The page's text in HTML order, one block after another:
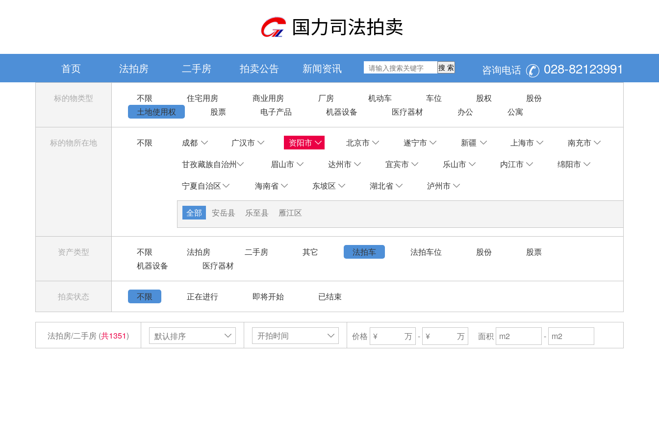
首页 法拍房 二手房 拍卖公告 新闻资讯 咨询电话  028-82123991
标的物类型 不限 住宅用房 商业用房 厂房 机动车 车位 股权
股份
土地使用权
股票 电子产品 机器设备 医疗器材 办公 公寓
标的物所在地 不限 成都 广汉市 资阳市 北京市 遂宁市 新疆 上海市
南充市
甘孜藏族自治州
眉山市 达州市 宜宾市 乐山市 内江市
绵阳市
宁夏自治区
海南省 东坡区 湖北省 泸州市
全部 安岳县 乐至县 雁江区
资产类型 不限 法拍房 二手房 其它 法拍车 法拍车位 股份
股票
机器设备
医疗器材
拍卖状态 不限 正在进行 即将开始 已结束
法拍房/二手房 (共1351) 价格 万 - 万 面积 -